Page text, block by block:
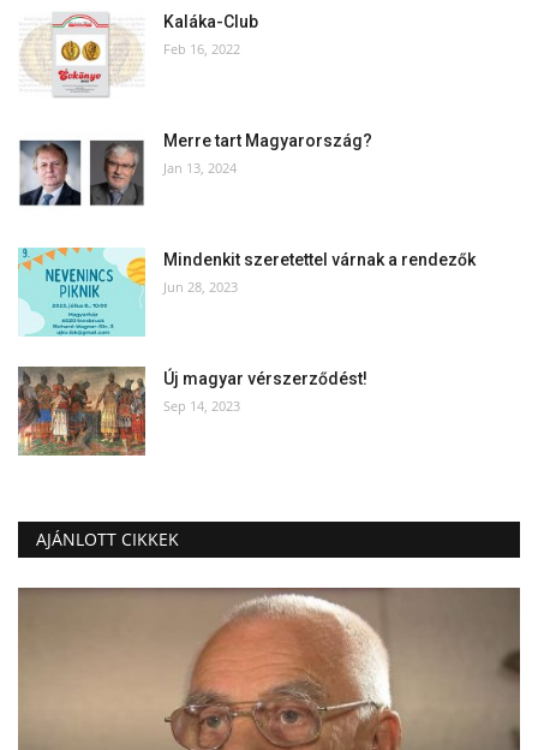
Kaláka-Club
Feb 16, 2022
Merre tart Magyarország?
Jan 13, 2024
Mindenkit szeretettel várnak a rendezők
Jun 28, 2023
Új magyar vérszerződést!
Sep 14, 2023
AJÁNLOTT CIKKEK